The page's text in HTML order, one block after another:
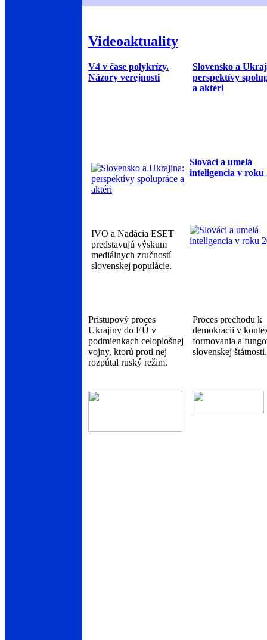
Videoaktuality
V4 v čase polykrízy.
Názory verejnosti
Slovensko a
perspektívy
a aktéri
Slováci a umelá
inteligencia v roku
IVO a Nadácia ESET
predstavujú výskum
mediálnych zručností
slovenskej populácie.
Prístupový proces
Ukrajiny do EÚ v
podmienkach celoplošnej
vojny, ktorú proti nej
rozpútal ruský režim.
Proces prechodu k
demokracii v
formovania a
slovenskej štátnosti.